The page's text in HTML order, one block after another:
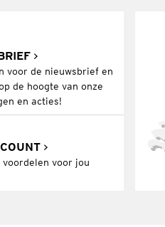
voor de nieuwsbrief en
de hoogte van onze
en acties!
voordelen voor jou